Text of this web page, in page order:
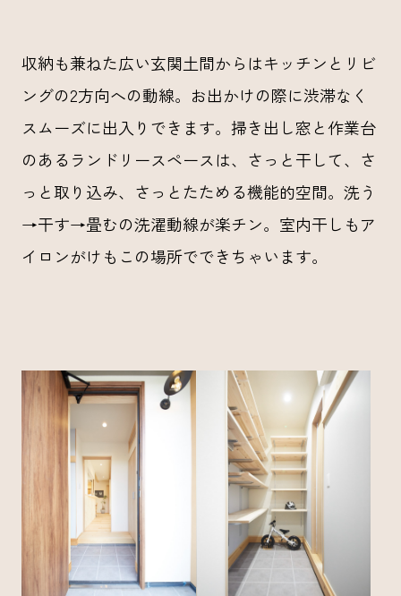
収納も兼ねた広い玄関土間からはキッチンとリビ
ングの2方向への動線。お出かけの際に渋滞なく
スムーズに出入りできます。掃き出し窓と作業台
のあるランドリースペースは、さっと干して、さ
っと取り込み、さっとたためる機能的空間。洗う
→干す→畳むの洗濯動線が楽チン。室内干しもア
イロンがけもこの場所でできちゃいます。